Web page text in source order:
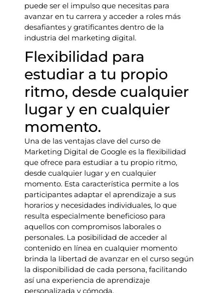
puede ser el impulso que necesitas para
avanzar en tu carrera y acceder a roles más
desafiantes y gratificantes dentro de la
industria del marketing digital.
Flexibilidad para
estudiar a tu propio
ritmo, desde cualquier
lugar y en cualquier
momento.
Una de las ventajas clave del curso de
Marketing Digital de Google es la flexibilidad
que ofrece para estudiar a tu propio ritmo,
desde cualquier lugar y en cualquier
momento. Esta característica permite a los
participantes adaptar el aprendizaje a sus
horarios y necesidades individuales, lo que
resulta especialmente beneficioso para
aquellos con compromisos laborales o
personales. La posibilidad de acceder al
contenido en línea en cualquier momento
brinda la libertad de avanzar en el curso según
la disponibilidad de cada persona, facilitando
así una experiencia de aprendizaje
personalizada y cómoda.